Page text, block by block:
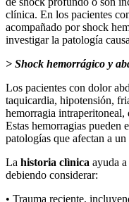
clínica. En los pacientes
acompañado por shock
investigar la patología
> Shock hemorrágico y
Los pacientes con dolor
taquicardia, hipotensión,
hemorragia intraperitoneal,
Estas hemorragias pueden
patologías que afectan a
La historia clìnica ayuda
debiendo considerar:
• Trauma reciente,